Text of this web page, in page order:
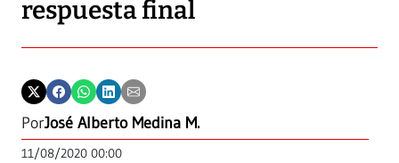
respuesta final
PorJosé Alberto Medina M.
11/08/2020 00:00